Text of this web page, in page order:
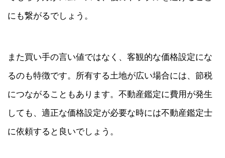
にも繋がるでしょう。
また買い手の言い値ではなく、客観的な価格設定にな
るのも特徴です。所有する土地が広い場合には、節税
につながることもあります。不動産鑑定に費用が発生
しても、適正な価格設定が必要な時には不動産鑑定士
に依頼すると良いでしょう。